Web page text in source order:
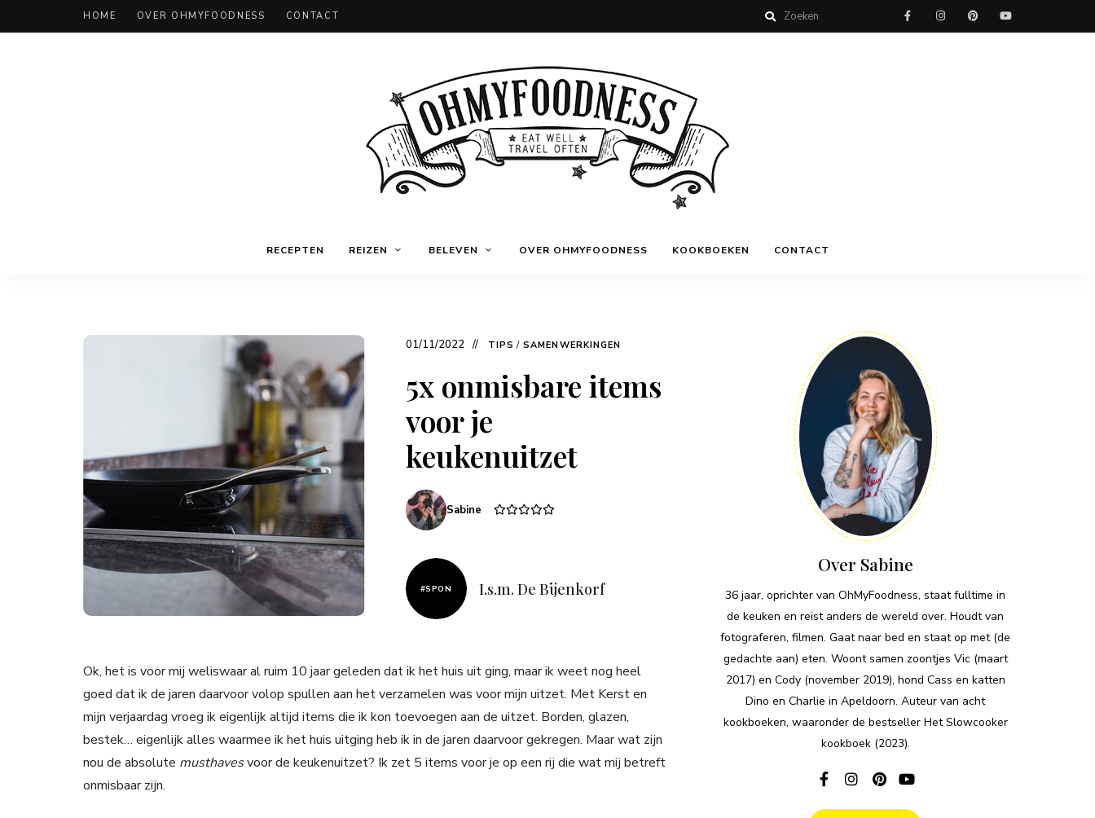
HOME OVER OHMYFOODNESS CONTACT
OhMyFoodness
well
Travel
RECEPTEN REIZEN BELEVEN OVER OHMYFOODNESS KOOKBOEKEN CONTACT
01/11/2022 TIPS / SAMENWERKINGEN
5x onmisbare items
voor je
keukenuitzet
Sabine
#SPON I.s.m. De Bijenkorf
Ok, het is voor mij weliswaar al ruim 10 jaar geleden dat ik het huis uit ging, maar ik weet nog heel
goed dat ik de jaren daarvoor volop spullen aan het verzamelen was voor mijn uitzet. Met Kerst en
mijn verjaardag vroeg ik eigenlijk altijd items die ik kon toevoegen aan de uitzet. Borden, glazen,
bestek… eigenlijk alles waarmee ik het huis uitging heb ik in de jaren daarvoor gekregen. Maar wat zijn
nou de absolute musthavesvoor de keukenuitzet? Ik zet 5 items voor je op een rij die wat mij betreft
onmisbaar zijn.
Over Sabine
36 jaar, oprichter van OhMyFoodness, staat fulltime in
de keuken en reist anders de wereld over. Houdt van
fotograferen, filmen. Gaat naar bed en staat op met (de
gedachte aan) eten. Woont samen zoontjes Vic (maart
2017) en Cody (november 2019), hond Cass en katten
Dino en Charlie in Apeldoorn. Auteur van acht
kookboeken, waaronder de bestseller Het Slowcooker
kookboek (2023).